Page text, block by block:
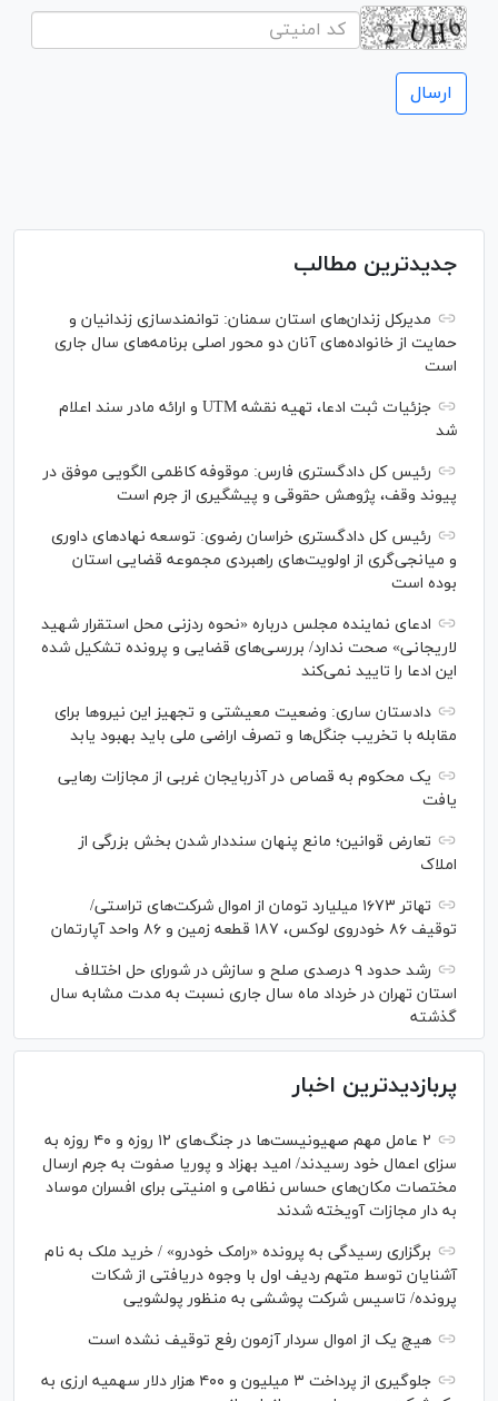
جدیدترین مطالب
مدیرکل زندان‌های استان سمنان: توانمندسازی زندانیان و
حمایت از خانواده‌های آنان دو محور اصلی برنامه‌های سال جاری
است
جزئیات ثبت ادعا، تهیه نقشه UTM و ارائه مادر سند اعلام
شد
رئیس کل دادگستری فارس: موقوفه کاظمی الگویی موفق در
پیوند وقف، پژوهش حقوقی و پیشگیری از جرم است
رئیس کل دادگستری خراسان رضوی: توسعه نهاد‌های داوری
و میانجی‌گری از اولویت‌های راهبردی مجموعه قضایی استان
بوده است
ادعای نماینده مجلس درباره «نحوه ردزنی محل استقرار شهید
لاریجانی» صحت ندارد/ بررسی‌های قضایی و پرونده تشکیل شده
این ادعا را تایید نمی‌کند
دادستان ساری: وضعیت معیشتی و تجهیز این نیرو‌ها برای
مقابله با تخریب جنگل‌ها و تصرف اراضی ملی باید بهبود یابد
یک محکوم به قصاص در آذربایجان‌ غربی از مجازات رهایی
یافت
تعارض قوانین؛ مانع پنهان سنددار شدن بخش بزرگی از
املاک
تهاتر ۱۶۷۳ میلیارد تومان از اموال شرکت‌های تراستی/
توقیف ۸۶ خودروی لوکس، ۱۸۷ قطعه زمین و ۸۶ واحد آپارتمان
رشد حدود ۹ درصدی صلح و سازش در شورای حل اختلاف
استان تهران در خرداد ماه سال جاری نسبت به مدت مشابه سال
گذشته
پربازدیدترین اخبار
۲ عامل مهم صهیونیست‌ها در جنگ‌های ۱۲ روزه و ۴۰ روزه به
سزای اعمال خود رسیدند/ امید بهزاد و پوریا صفوت به جرم ارسال
مختصات مکان‌های حساس نظامی و امنیتی برای افسران موساد
به دار مجازات آویخته شدند
برگزاری رسیدگی به پرونده «رامک خودرو» / خرید ملک به نام
آشنایان توسط متهم ردیف اول با وجوه دریافتی از شکات
پرونده/ تاسیس شرکت پوششی به منظور پولشویی
هیچ یک از اموال سردار آزمون رفع توقیف نشده است
جلوگیری از پرداخت ۳ میلیون و ۴۰۰ هزار دلار سهمیه ارزی به